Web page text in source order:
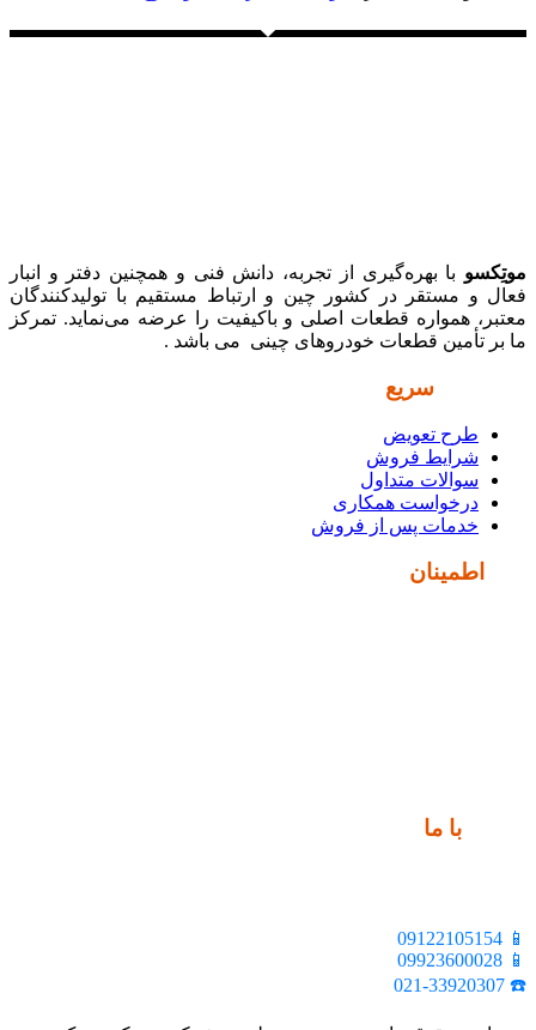
موتِکسو با بهره‌گیری از تجربه، دانش فنی و همچنین دفتر و انبار
فعال و مستقر در کشور چین و ارتباط مستقیم با تولیدکنندگان
معتبر، همواره قطعات اصلی و باکیفیت را عرضه می‌نماید. تمرکز
ما بر تأمین قطعات خودروهای چینی می باشد .
سریع
طرح تعویض
شرایط فروش
سوالات متداول
درخواست همکاری
خدمات پس از فروش
اطمینان
با ما
📱 09122105154
📱 09923600028
☎️ 021-33920307